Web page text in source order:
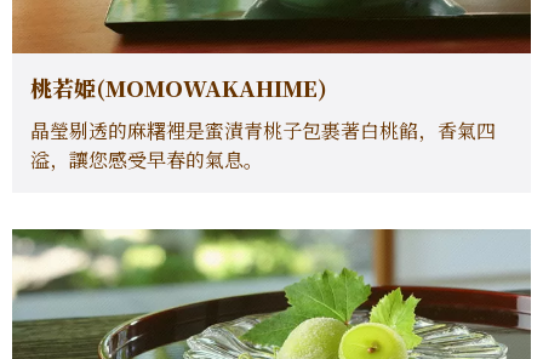
桃若姫(MOMOWAKAHIME)
晶瑩剔透的麻糬裡是蜜漬青桃子包裹著白桃餡，香氣四
溢，讓您感受早春的氣息。